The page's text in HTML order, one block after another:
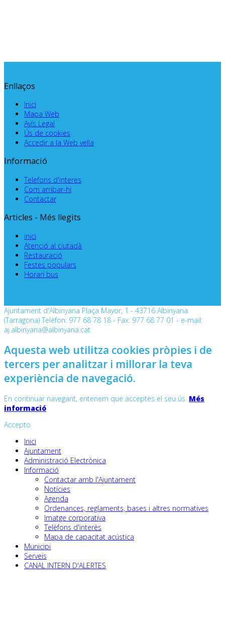
Enllaços
Inici
Mapa Web
Avís Legal
Ús de cookies
Accedir a la Web vella
Informació
Telefons d'interes
Com arribar-hi
Contactar
Articles - Més llegits
inici
Atenció al ciutadà
Restauració
Festes populars
Horari bus
Ajuntament d'Albinyana Plaça Mayor, 1 - 43716 Albinyana
(Tarragona) Telèfon: 977 68 78 18 - Fax: 977 68 77 01 - e-mail:
aj.albinyana@albinyana.cat
Aquesta web utilitza cookies pròpies i de
tercers per analitzar i millorar la teva
experiència de navegació.
En continuar navegant, entenem que acceptes el seu ús. Més
informació
Accepto
Inici
Ajuntament
Administració Electrònica
Informació
Contactar amb l'Ajuntament
Notícies
Agenda
Ordenances, reglaments, bases i altres normatives
Imatge corporativa
Telèfons d'interès
Mapa de capacitat acústica
Municipi
Serveis
CANAL INTERN D'ALERTES